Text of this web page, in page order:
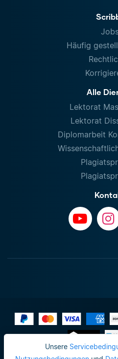
Unsere
Häufig
Alle
Lektorat
Lektorat
Diplomarbeit